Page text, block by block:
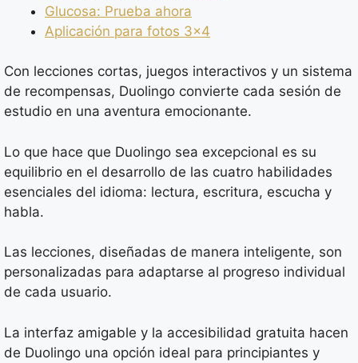
Glucosa: Prueba ahora
Aplicación para fotos 3×4
Con lecciones cortas, juegos interactivos y un sistema
de recompensas, Duolingo convierte cada sesión de
estudio en una aventura emocionante.
Lo que hace que Duolingo sea excepcional es su
equilibrio en el desarrollo de las cuatro habilidades
esenciales del idioma: lectura, escritura, escucha y
habla.
Las lecciones, diseñadas de manera inteligente, son
personalizadas para adaptarse al progreso individual
de cada usuario.
La interfaz amigable y la accesibilidad gratuita hacen
de Duolingo una opción ideal para principiantes y